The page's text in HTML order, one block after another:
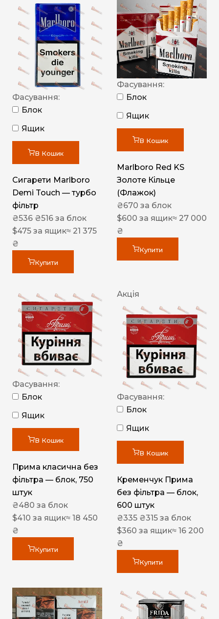
Фасування:
Блок
Ящик
В Кошик
Сигарети Marlboro
Demi Touch — турбо
фільтр
₴536 ₴516 за блок
$475 за ящик≈ 21 375
₴
Купити
Фасування:
Блок
Ящик
В Кошик
Marlboro Red KS
Золоте Кільце
(Флажок)
₴670 за блок
$600 за ящик≈ 27 000
₴
Купити
Фасування:
Блок
Ящик
В Кошик
Прима класична без
фільтра — блок, 750
штук
₴480 за блок
$410 за ящик≈ 18 450
₴
Купити
Акція
Фасування:
Блок
Ящик
В Кошик
Кременчук Прима
без фільтра — блок,
600 штук
₴335 ₴315 за блок
$360 за ящик≈ 16 200
₴
Купити